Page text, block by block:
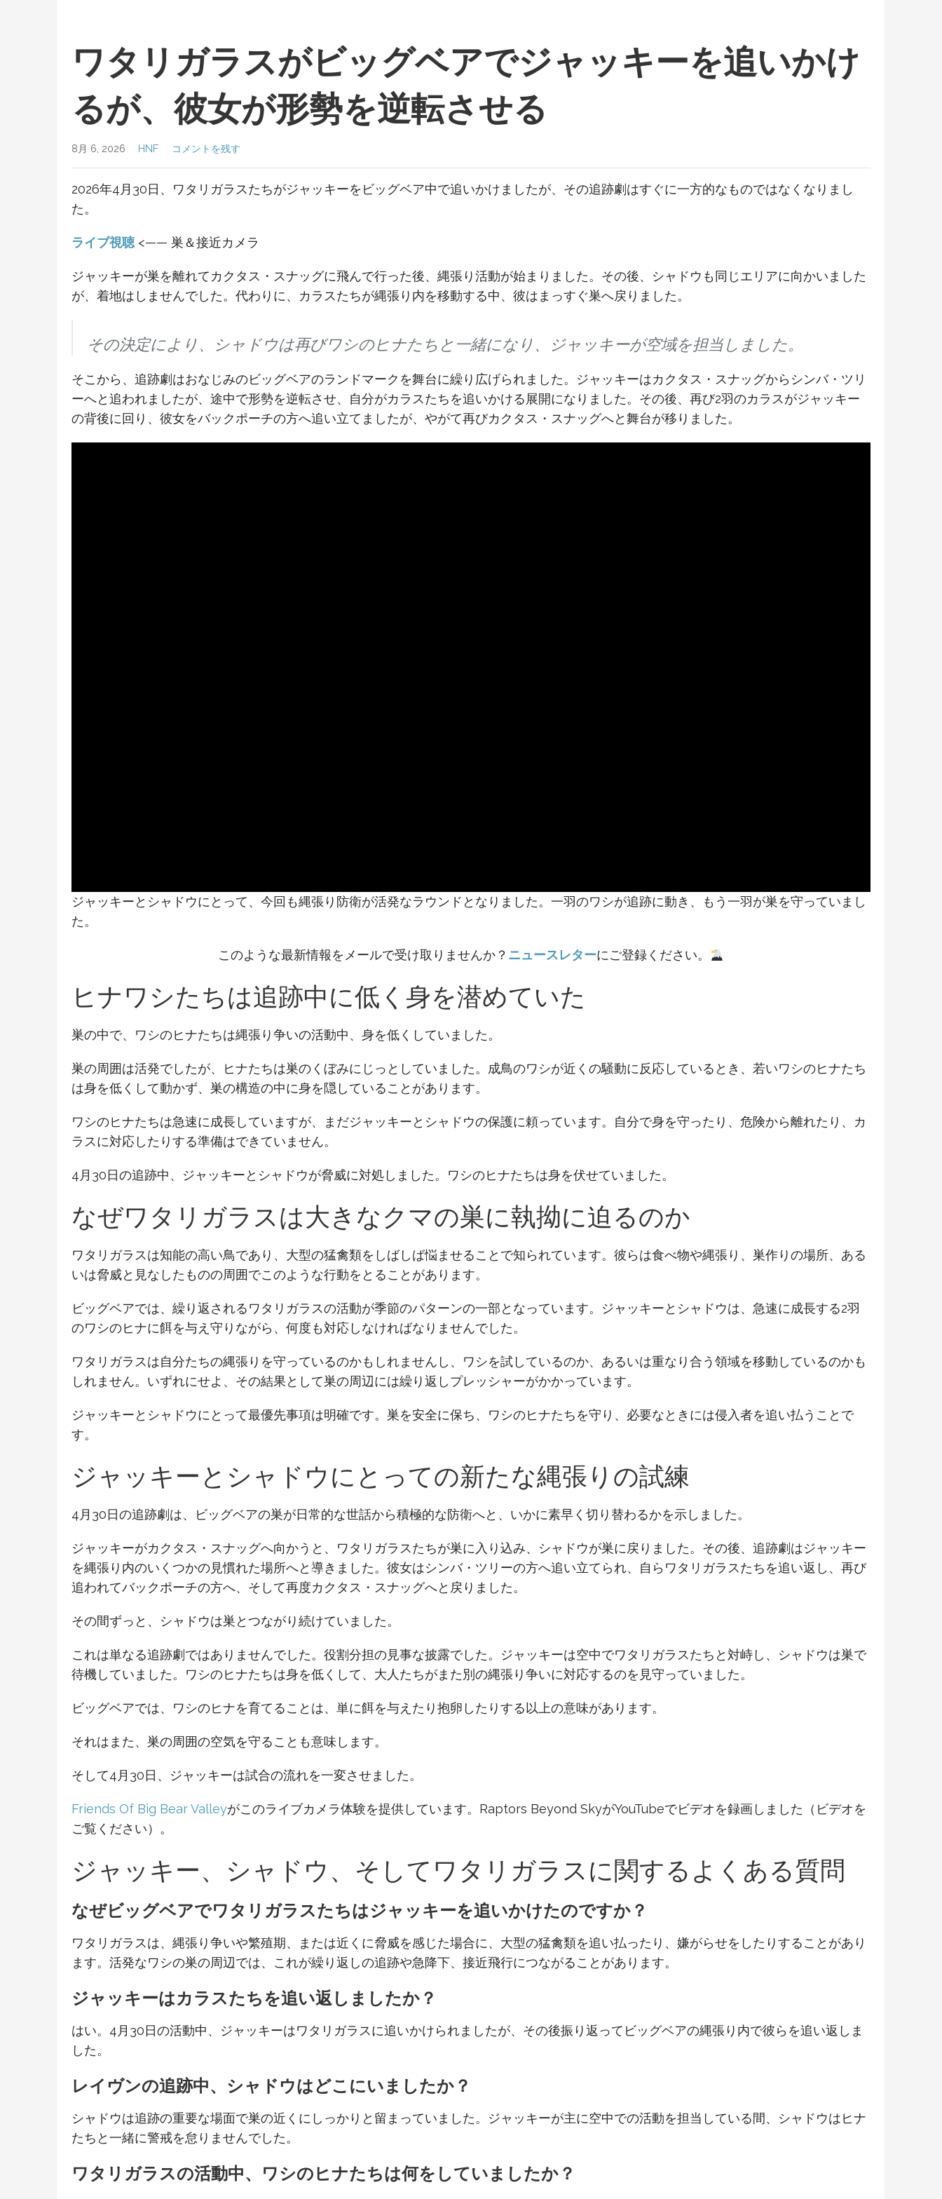
ワタリガラスがビッグベアでジャッキーを追いかけ
るが、彼女が形勢を逆転させる
8月 6, 2026 HNF コメントを残す
2026年4月30日、ワタリガラスたちがジャッキーをビッグベア中で追いかけましたが、その追跡劇はすぐに一方的なものではなくなりまし
た。
ライブ視聴<—— 巣＆接近カメラ
ジャッキーが巣を離れてカクタス・スナッグに飛んで行った後、縄張り活動が始まりました。その後、シャドウも同じエリアに向かいました
が、着地はしませんでした。代わりに、カラスたちが縄張り内を移動する中、彼はまっすぐ巣へ戻りました。
その決定により、シャドウは再びワシのヒナたちと一緒になり、ジャッキーが空域を担当しました。
そこから、追跡劇はおなじみのビッグベアのランドマークを舞台に繰り広げられました。ジャッキーはカクタス・スナッグからシンバ・ツリ
ーへと追われましたが、途中で形勢を逆転させ、自分がカラスたちを追いかける展開になりました。その後、再び2羽のカラスがジャッキー
の背後に回り、彼女をバックポーチの方へ追い立てましたが、やがて再びカクタス・スナッグへと舞台が移りました。
ジャッキーとシャドウにとって、今回も縄張り防衛が活発なラウンドとなりました。一羽のワシが追跡に動き、もう一羽が巣を守っていまし
た。
このような最新情報をメールで受け取りませんか？ ニュースレターにご登録ください。
ヒナワシたちは追跡中に低く身を潜めていた
巣の中で、ワシのヒナたちは縄張り争いの活動中、身を低くしていました。
巣の周囲は活発でしたが、ヒナたちは巣のくぼみにじっとしていました。成鳥のワシが近くの騒動に反応しているとき、若いワシのヒナたち
は身を低くして動かず、巣の構造の中に身を隠していることがあります。
ワシのヒナたちは急速に成長していますが、まだジャッキーとシャドウの保護に頼っています。自分で身を守ったり、危険から離れたり、カ
ラスに対応したりする準備はできていません。
4月30日の追跡中、ジャッキーとシャドウが脅威に対処しました。ワシのヒナたちは身を伏せていました。
なぜワタリガラスは大きなクマの巣に執拗に迫るのか
ワタリガラスは知能の高い鳥であり、大型の猛禽類をしばしば悩ませることで知られています。彼らは食べ物や縄張り、巣作りの場所、ある
いは脅威と見なしたものの周囲でこのような行動をとることがあります。
ビッグベアでは、繰り返されるワタリガラスの活動が季節のパターンの一部となっています。ジャッキーとシャドウは、急速に成長する2羽
のワシのヒナに餌を与え守りながら、何度も対応しなければなりませんでした。
ワタリガラスは自分たちの縄張りを守っているのかもしれませんし、ワシを試しているのか、あるいは重なり合う領域を移動しているのかも
しれません。いずれにせよ、その結果として巣の周辺には繰り返しプレッシャーがかかっています。
ジャッキーとシャドウにとって最優先事項は明確です。巣を安全に保ち、ワシのヒナたちを守り、必要なときには侵入者を追い払うことで
す。
ジャッキーとシャドウにとっての新たな縄張りの試練
4月30日の追跡劇は、ビッグベアの巣が日常的な世話から積極的な防衛へと、いかに素早く切り替わるかを示しました。
ジャッキーがカクタス・スナッグへ向かうと、ワタリガラスたちが巣に入り込み、シャドウが巣に戻りました。その後、追跡劇はジャッキー
を縄張り内のいくつかの見慣れた場所へと導きました。彼女はシンバ・ツリーの方へ追い立てられ、自らワタリガラスたちを追い返し、再び
追われてバックポーチの方へ、そして再度カクタス・スナッグへと戻りました。
その間ずっと、シャドウは巣とつながり続けていました。
これは単なる追跡劇ではありませんでした。役割分担の見事な披露でした。ジャッキーは空中でワタリガラスたちと対峙し、シャドウは巣で
待機していました。ワシのヒナたちは身を低くして、大人たちがまた別の縄張り争いに対応するのを見守っていました。
ビッグベアでは、ワシのヒナを育てることは、単に餌を与えたり抱卵したりする以上の意味があります。
それはまた、巣の周囲の空気を守ることも意味します。
そして4月30日、ジャッキーは試合の流れを一変させました。
Friends Of Big Bear Valleyがこのライブカメラ体験を提供しています。Raptors Beyond SkyがYouTubeでビデオを録画しました（ビデオを
ご覧ください）。
ジャッキー、シャドウ、そしてワタリガラスに関するよくある質問
なぜビッグベアでワタリガラスたちはジャッキーを追いかけたのですか？
ワタリガラスは、縄張り争いや繁殖期、または近くに脅威を感じた場合に、大型の猛禽類を追い払ったり、嫌がらせをしたりすることがあり
ます。活発なワシの巣の周辺では、これが繰り返しの追跡や急降下、接近飛行につながることがあります。
ジャッキーはカラスたちを追い返しましたか？
はい。4月30日の活動中、ジャッキーはワタリガラスに追いかけられましたが、その後振り返ってビッグベアの縄張り内で彼らを追い返しま
した。
レイヴンの追跡中、シャドウはどこにいましたか？
シャドウは追跡の重要な場面で巣の近くにしっかりと留まっていました。ジャッキーが主に空中での活動を担当している間、シャドウはヒナ
たちと一緒に警戒を怠りませんでした。
ワタリガラスの活動中、ワシのヒナたちは何をしていましたか？